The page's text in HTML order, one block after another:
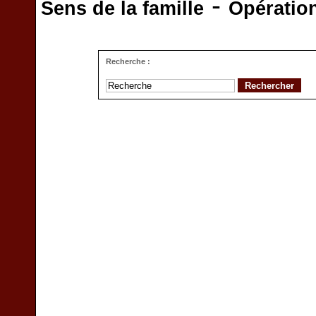
Sens de la famille
Recherche :